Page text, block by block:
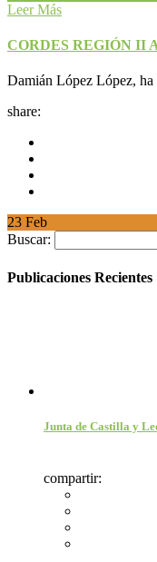
Leer Más
CORDES REGIÓN II
Damián López López, ha
share:
23 Feb
Buscar:
Publicaciones Recientes
Junta de Castilla y
compartir: